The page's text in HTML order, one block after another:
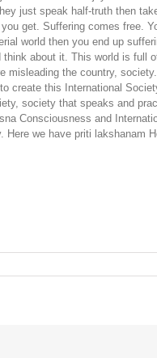
just speak half-truth then
get. Suffering comes free.
world then you end up
about it. This world is full
misleading the country,
create this International
society that speaks and
Consciousness and
we have priti lakshanam